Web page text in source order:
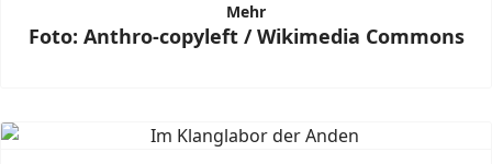
Mehr
Foto: Anthro-copyleft / Wikimedia Commons